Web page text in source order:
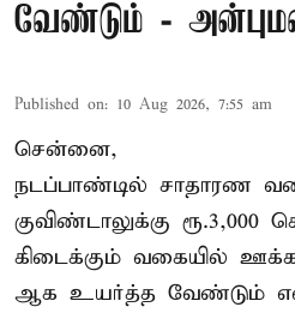
வேண்டும் -
Published on: 10 Aug 2026, 7:55 am
சென்னை,
நடப்பாண்டில் சாதாரண
குவிண்டாலுக்கு
கிடைக்கும் வகையில்
ஆக உயர்த்த வேண்டும்